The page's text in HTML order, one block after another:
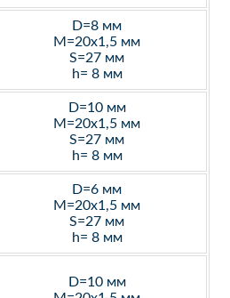
D=8 мм
M=20х1,5 мм
S=27 мм
h= 8 мм
D=10 мм
M=20х1,5 мм
S=27 мм
h= 8 мм
D=6 мм
M=20х1,5 мм
S=27 мм
h= 8 мм
D=10 мм